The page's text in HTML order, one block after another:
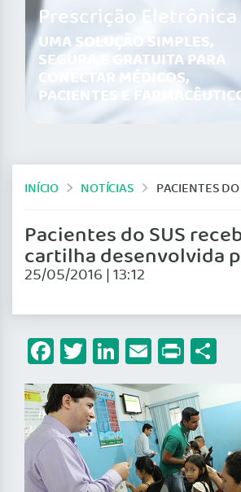
Prescrição Eletrônica
UMA SOLUÇÃO SIMPLES,
SEGURA E GRATUITA PARA
CONECTAR MÉDICOS,
PACIENTES E
INÍCIO NOTÍCIAS PACIENTES DO SUS RECEBEM
Pacientes do SUS
cartilha desenvolvida
25/05/2016 | 13:12
Facebook
Twitter
LinkedIn
Email
Print